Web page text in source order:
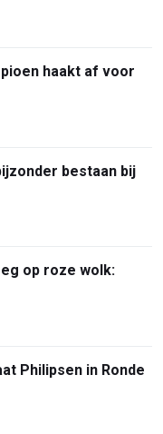
haakt af voor
bestaan bij
op roze wolk:
Philipsen in Ronde